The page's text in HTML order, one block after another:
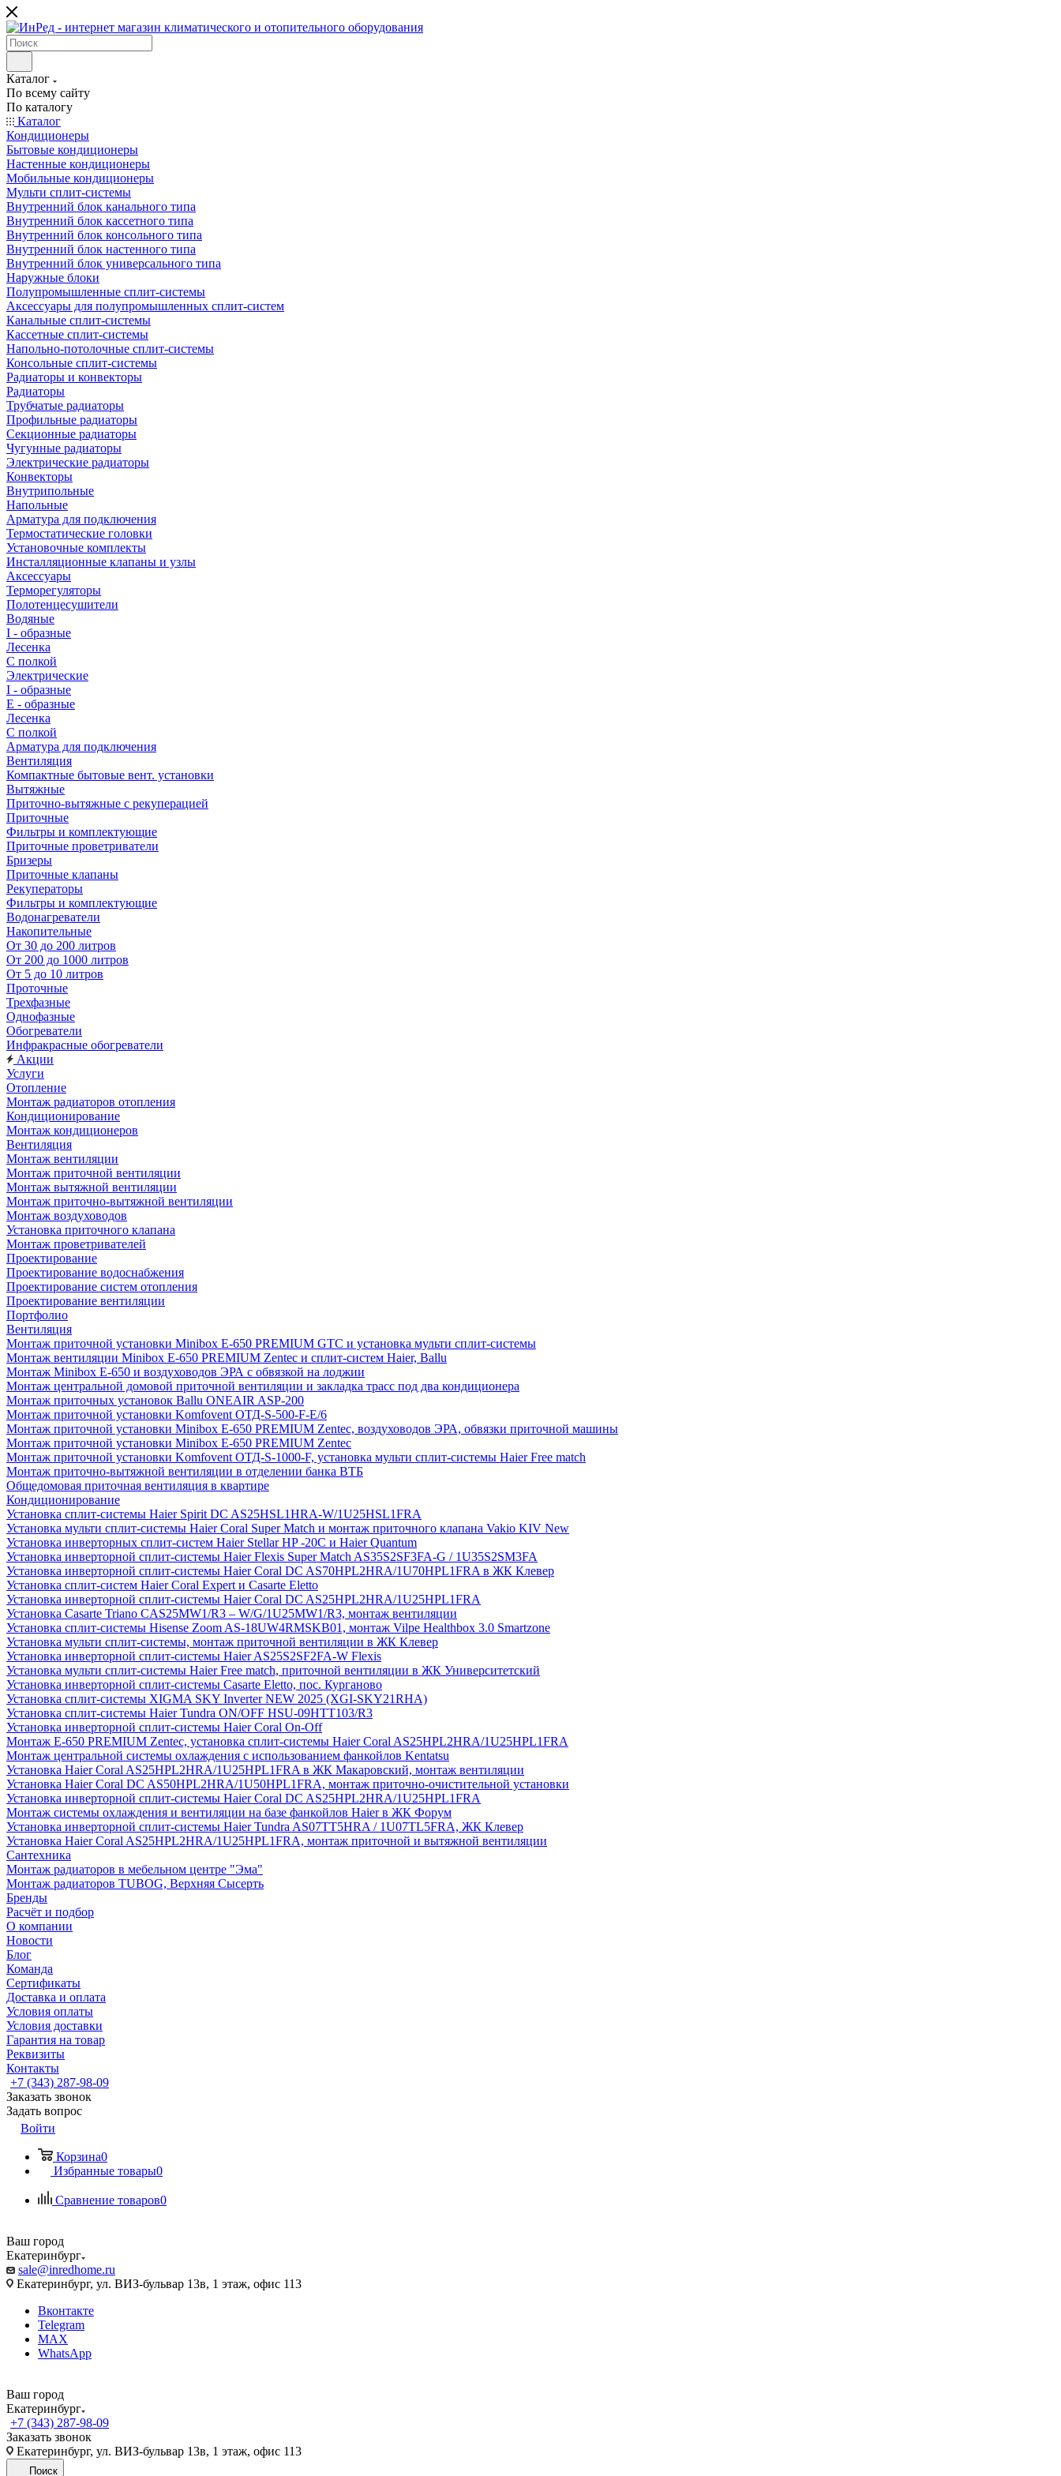
Каталог
По всему сайту
По каталогу
Каталог
Кондиционеры
Бытовые кондиционеры
Настенные кондиционеры
Мобильные кондиционеры
Мульти сплит-системы
Внутренний блок канального типа
Внутренний блок кассетного типа
Внутренний блок консольного типа
Внутренний блок настенного типа
Внутренний блок универсального типа
Наружные блоки
Полупромышленные сплит-системы
Аксессуары для полупромышленных сплит-систем
Канальные сплит-системы
Кассетные сплит-системы
Напольно-потолочные сплит-системы
Консольные сплит-системы
Радиаторы и конвекторы
Радиаторы
Трубчатые радиаторы
Профильные радиаторы
Секционные радиаторы
Чугунные радиаторы
Электрические радиаторы
Конвекторы
Внутрипольные
Напольные
Арматура для подключения
Термостатические головки
Установочные комплекты
Инсталляционные клапаны и узлы
Аксессуары
Терморегуляторы
Полотенцесушители
Водяные
I - образные
Лесенка
С полкой
Электрические
I - образные
E - образные
Лесенка
С полкой
Арматура для подключения
Вентиляция
Компактные бытовые вент. установки
Вытяжные
Приточно-вытяжные с рекуперацией
Приточные
Фильтры и комплектующие
Приточные проветриватели
Бризеры
Приточные клапаны
Рекуператоры
Фильтры и комплектующие
Водонагреватели
Накопительные
От 30 до 200 литров
От 200 до 1000 литров
От 5 до 10 литров
Проточные
Трехфазные
Однофазные
Обогреватели
Инфракрасные обогреватели
Акции
Услуги
Отопление
Монтаж радиаторов отопления
Кондиционирование
Монтаж кондиционеров
Вентиляция
Монтаж вентиляции
Монтаж приточной вентиляции
Монтаж вытяжной вентиляции
Монтаж приточно-вытяжной вентиляции
Монтаж воздуховодов
Установка приточного клапана
Монтаж проветривателей
Проектирование
Проектирование водоснабжения
Проектирование систем отопления
Проектирование вентиляции
Портфолио
Вентиляция
Монтаж приточной установки Minibox E-650 PREMIUM GTC и установка мульти сплит-системы
Монтаж вентиляции Minibox E-650 PREMIUM Zentec и сплит-систем Haier, Ballu
Монтаж Minibox E-650 и воздуховодов ЭРА с обвязкой на лоджии
Монтаж центральной домовой приточной вентиляции и закладка трасс под два кондиционера
Монтаж приточных установок Ballu ONEAIR ASP-200
Монтаж приточной установки Komfovent ОТД-S-500-F-E/6
Монтаж приточной установки Minibox E-650 PREMIUM Zentec, воздуховодов ЭРА, обвязки приточной машины
Монтаж приточной установки Minibox E-650 PREMIUM Zentec
Монтаж приточной установки Komfovent ОТД-S-1000-F, установка мульти сплит-системы Haier Free match
Монтаж приточно-вытяжной вентиляции в отделении банка ВТБ
Общедомовая приточная вентиляция в квартире
Кондиционирование
Установка сплит-системы Haier Spirit DC AS25HSL1HRA-W/1U25HSL1FRA
Установка мульти сплит-системы Haier Coral Super Match и монтаж приточного клапана Vakio KIV New
Установка инверторных сплит-систем Haier Stellar HP -20С и Haier Quantum
Установка инверторной сплит-системы Haier Flexis Super Match AS35S2SF3FA-G / 1U35S2SM3FA
Установка инверторной сплит-системы Haier Coral DC AS70HPL2HRA/1U70HPL1FRA в ЖК Клевер
Установка сплит-систем Haier Coral Expert и Casarte Eletto
Установка инверторной сплит-системы Haier Coral DC AS25HPL2HRA/1U25HPL1FRA
Установка Casarte Triano CAS25MW1/R3 – W/G/1U25MW1/R3, монтаж вентиляции
Установка сплит-системы Hisense Zoom AS-18UW4RMSKB01, монтаж Vilpe Healthbox 3.0 Smartzone
Установка мульти сплит-системы, монтаж приточной вентиляции в ЖК Клевер
Установка инверторной сплит-системы Haier AS25S2SF2FA-W Flexis
Установка мульти сплит-системы Haier Free match, приточной вентиляции в ЖК Университетский
Установка инверторной сплит-системы Casarte Eletto, пос. Курганово
Установка сплит-системы XIGMA SKY Inverter NEW 2025 (XGI-SKY21RHA)
Установка сплит-системы Haier Tundra ON/OFF HSU-09HTT103/R3
Установка инверторной сплит-системы Haier Coral On-Off
Монтаж E-650 PREMIUM Zentec, установка сплит-системы Haier Coral AS25HPL2HRA/1U25HPL1FRA
Монтаж центральной системы охлаждения с использованием фанкойлов Kentatsu
Установка Haier Coral AS25HPL2HRA/1U25HPL1FRA в ЖК Макаровский, монтаж вентиляции
Установка Haier Coral DC AS50HPL2HRA/1U50HPL1FRA, монтаж приточно-очистительной установки
Установка инверторной сплит-системы Haier Coral DC AS25HPL2HRA/1U25HPL1FRA
Монтаж системы охлаждения и вентиляции на базе фанкойлов Haier в ЖК Форум
Установка инверторной сплит-системы Haier Tundra AS07TT5HRA / 1U07TL5FRA, ЖК Клевер
Установка Haier Coral AS25HPL2HRA/1U25HPL1FRA, монтаж приточной и вытяжной вентиляции
Сантехника
Монтаж радиаторов в мебельном центре "Эма"
Монтаж радиаторов TUBOG, Верхняя Сысерть
Бренды
Расчёт и подбор
О компании
Новости
Блог
Команда
Сертификаты
Доставка и оплата
Условия оплаты
Условия доставки
Гарантия на товар
Реквизиты
Контакты
+7 (343) 287-98-09
Заказать звонок
Задать вопрос
Войти
Корзина0
Избранные товары0
Сравнение товаров0
Ваш город
Екатеринбург
sale@inredhome.ru
Екатеринбург, ул. ВИЗ-бульвар 13в, 1 этаж, офис 113
Вконтакте
Telegram
MAX
WhatsApp
Ваш город
Екатеринбург
+7 (343) 287-98-09
Заказать звонок
Екатеринбург, ул. ВИЗ-бульвар 13в, 1 этаж, офис 113
Поиск